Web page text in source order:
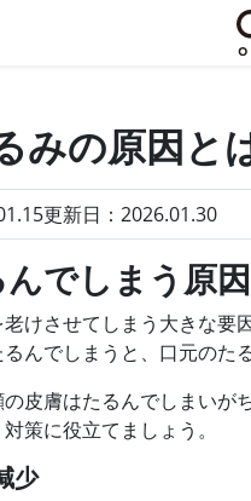
みの原因と
更新日： 2026.01.30
でしまう原
けさせてしまう大きな要
んでしまうと、口元のた
皮膚はたるんでしまいが
策に役立てましょう。
少